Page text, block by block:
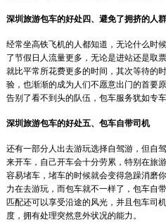
深圳旅游包车的好处四、避免了拥挤的人群
经常坐高铁飞机的人都知道，无论什么时
了节假日人流量更多，无论是进站还是取
就比平常所花费更多的时间，其次等待的
验，也渐渐的成为人们不愿意出门的首要
告别了看不到头的队伍，包车服务犹如专
深圳旅游包车的好处五、包车自带司机
还有一部分人出去游玩选择自驾游，但自
来开车，自己开车会十分劳累，特别在旅
容易堵车，堵车的时候就会变得急躁消磨
力在去游玩，而包车就不一样了，包车自
匹配还可以享受沿途的风光，并且包车司
度，拥有处理突然意外状况的能力。